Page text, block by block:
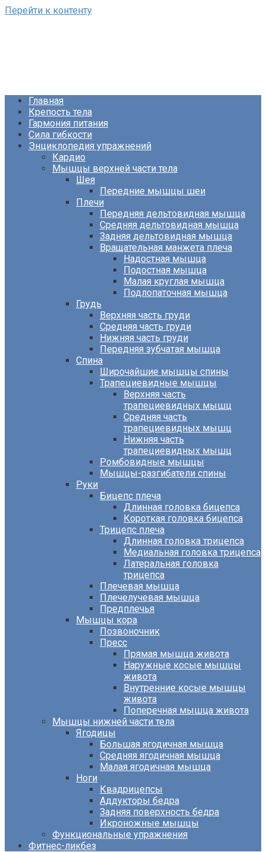
Перейти к контенту
Сайт о фитнесе и питании
Главная
Крепость тела
Гармония питания
Сила гибкости
Энциклопедия упражнений
Кардио
Мышцы верхней части тела
Шея
Передние мышцы шеи
Плечи
Передняя дельтовидная мышца
Средняя дельтовидная мышца
Задняя дельтовидная мышца
Вращательная манжета плеча
Надостная мышца
Подостная мышца
Малая круглая мышца
Подлопаточная мышца
Грудь
Верхняя часть груди
Средняя часть груди
Нижняя часть груди
Передняя зубчатая мышца
Спина
Широчайшие мышцы спины
Трапециевидные мышцы
Верхняя часть
трапециевидных мышц
Средняя часть
трапециевидных мышц
Нижняя часть
трапециевидных мышц
Ромбовидные мышцы
Мышцы-разгибатели спины
Руки
Бицепс плеча
Длинная головка бицепса
Короткая головка бицепса
Трицепс плеча
Длинная головка трицепса
Медиальная головка трицепса
Латеральная головка
трицепса
Плечевая мышца
Плечелучевая мышца
Предплечья
Мышцы кора
Позвоночник
Пресс
Прямая мышца живота
Наружные косые мышцы
живота
Внутренние косые мышцы
живота
Поперечная мышца живота
Мышцы нижней части тела
Ягодицы
Большая ягодичная мышца
Средняя ягодичная мышца
Малая ягодичная мышца
Ноги
Квадрицепсы
Аддукторы бедра
Задняя поверхность бедра
Икроножные мышцы
Функциональные упражнения
Фитнес-ликбез